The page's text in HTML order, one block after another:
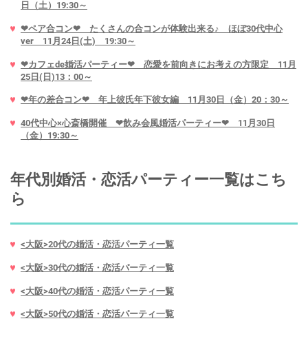
日（土）19:30～
❤ペア合コン❤ たくさんの合コンが体験出来る♪ ほぼ30代中心
ver 11月24日(土) 19:30～
❤カフェde婚活パーティー❤ 恋愛を前向きにお考えの方限定 11月
25日(日)13：00～
❤年の差合コン❤ 年上彼氏年下彼女編 11月30日（金）20：30～
40代中心×心斎橋開催 ❤飲み会風婚活パーティー❤ 11月30日
（金）19:30～
年代別婚活・恋活パーティー一覧はこち
ら
<大阪>20代の婚活・恋活パーティ一覧
<大阪>30代の婚活・恋活パーティ一覧
<大阪>40代の婚活・恋活パーティ一覧
<大阪>50代の婚活・恋活パーティ一覧